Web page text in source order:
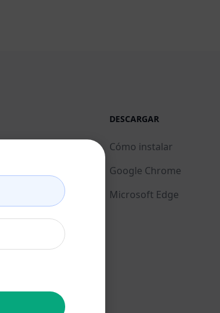
de uso (en)
de las
DESCARGAR
Cómo instalar
Google Chrome
Microsoft Edge